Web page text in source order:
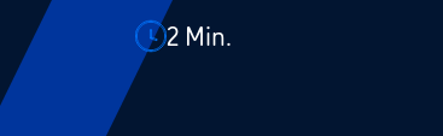
2 Min.